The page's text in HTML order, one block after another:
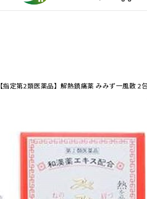
【指定第2類医薬品】解熱鎮痛薬 みみず一風散 2